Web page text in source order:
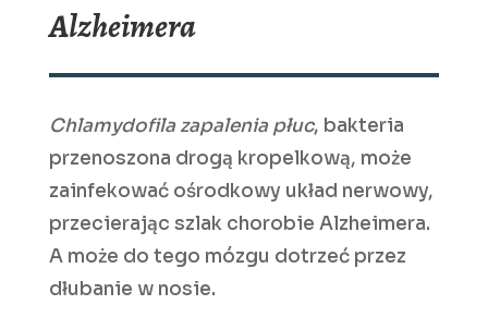
Alzheimera
Chlamydofila zapalenia płuc, bakteria
przenoszona drogą kropelkową, może
zainfekować ośrodkowy układ nerwowy,
przecierając szlak chorobie Alzheimera.
A może do tego mózgu dotrzeć przez
dłubanie w nosie.